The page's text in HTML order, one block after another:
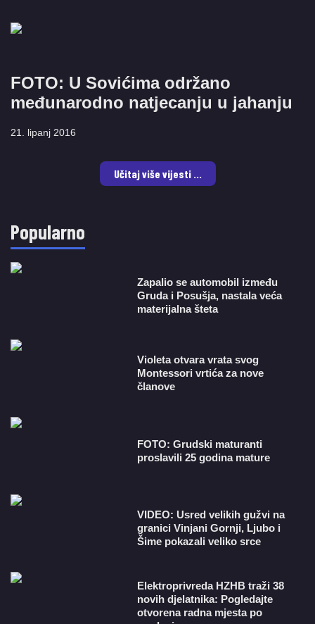
FOTO: U Sovićima održano
međunarodno natjecanju u jahanju
21. lipanj 2016
Učitaj više vijesti ...
Popularno
Zapalio se automobil između
Gruda i Posušja, nastala veća
materijalna šteta
Violeta otvara vrata svog
Montessori vrtića za nove
članove
FOTO: Grudski maturanti
proslavili 25 godina mature
VIDEO: Usred velikih gužvi na
granici Vinjani Gornji, Ljubo i
Šime pokazali veliko srce
​Elektroprivreda HZHB traži 38
novih djelatnika: Pogledajte
otvorena radna mjesta po